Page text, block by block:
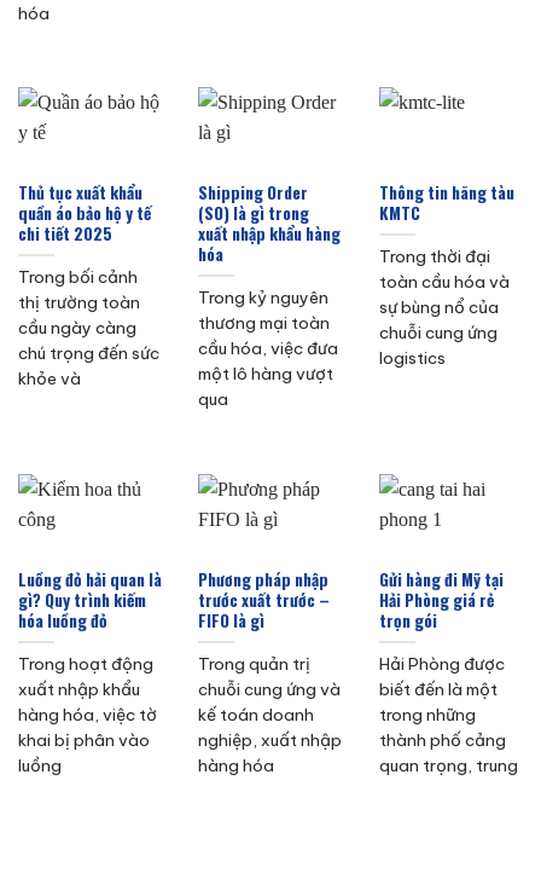
hóa
Thủ tục xuất khẩu
quần áo bảo hộ y tế
chi tiết 2025
Trong bối cảnh
thị trường toàn
cầu ngày càng
chú trọng đến sức
khỏe và
Shipping Order
(SO) là gì trong
xuất nhập khẩu hàng
hóa
Trong kỷ nguyên
thương mại toàn
cầu hóa, việc đưa
một lô hàng vượt
qua
Thông tin hãng tàu
KMTC
Trong thời đại
toàn cầu hóa và
sự bùng nổ của
chuỗi cung ứng
logistics
Luồng đỏ hải quan là
gì? Quy trình kiếm
hóa luồng đỏ
Trong hoạt động
xuất nhập khẩu
hàng hóa, việc tờ
khai bị phân vào
luồng
Phương pháp nhập
trước xuất trước –
FIFO là gì
Trong quản trị
chuỗi cung ứng và
kế toán doanh
nghiệp, xuất nhập
hàng hóa
Gửi hàng đi Mỹ tại
Hải Phòng giá rẻ
trọn gói
Hải Phòng được
biết đến là một
trong những
thành phố cảng
quan trọng, trung